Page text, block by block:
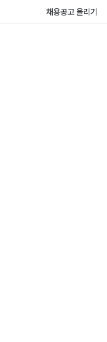
채용공고 올리기